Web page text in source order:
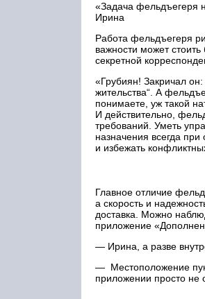
«Задача фельдъегеря
Ирина
Работа фельдъегеря
важности может
секретной
«Грубиян! Закричал
жительства“. А
понимаете, уж такой
И действительно,
требований. Уметь
назначения всегда
и избежать
Главное отличие
а скорость и
доставка. Можно
приложение
— Ирина, а разве
— Местоположение
приложении просто не